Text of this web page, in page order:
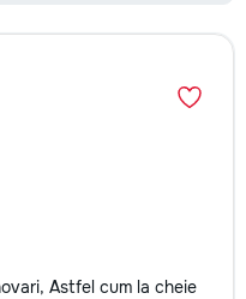
— качество
полос,
Astfel cum la cheie